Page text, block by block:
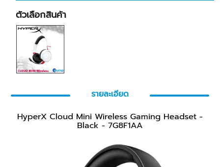
ตัวเลือกสินค้า
รายละเอียด
HyperX Cloud Mini Wireless Gaming Headset -
Black - 7G8F1AA